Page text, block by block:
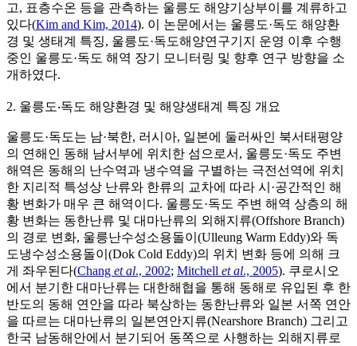
고, 표층수온 등을 관측하는 울릉도 해양기상부이를 계류하고
있다(Kim and Kim, 2014). 이 논문에서는 울릉도·독도 해양환
경 및 생태계 특징, 울릉도·독도해양연구기지 운영 이후 수행
중인 울릉도·독도 해역 장기 모니터링 및 향후 연구 방향을 소
개하였다.
2. 울릉도‧독도 해양환경 및 해양생태계 특징 개요
울릉도·독도는 남·북한, 러시아, 일본에 둘러싸인 북서태평양
의 연해인 동해 남서부에 위치한 섬으로서, 울릉도·독도 주변
해역은 동해의 난수역과 냉수역을 구별하는 극전선역에 위치
한 지리적 특성상 난류와 한류의 교차에 따라 시·공간적인 해
황 변화가 매우 큰 해역이다. 울릉도·독도 주변 해역 상층의 해
황 변화는 동한난류 및 대마난류의 외해지류(Offshore Branch)
의 경로 변화, 울릉난수성소용돌이(Ulleung Warm Eddy)와 독
도냉수성소용돌이(Dok Cold Eddy)의 위치 변화 등에 의해 크
게 좌우된다(Chang et al., 2002; Mitchell et al., 2005). 쿠로시오
에서 분기한 대마난류는 대한해협을 통해 동해로 유입된 후 한
반도의 동해 연안을 따라 북상하는 동한난류와 일본 서쪽 연안
을 따르는 대마난류의 일본연안지류(Nearshore Branch) 그리고
한국 남동해안에서 분기되어 동쪽으로 사행하는 외해지류로